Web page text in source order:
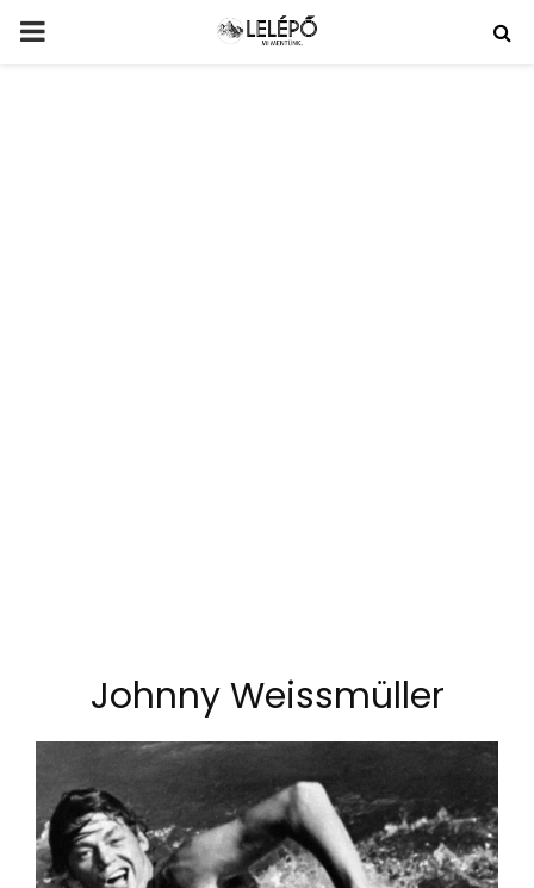
PRIMARY
Johnny Weissmüller